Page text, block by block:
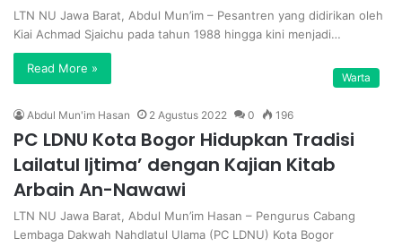
LTN NU Jawa Barat, Abdul Mun’im – Pesantren yang didirikan oleh
Kiai Achmad Sjaichu pada tahun 1988 hingga kini menjadi…
Read More »
Warta
Abdul Mun'im Hasan 2 Agustus 2022 0 196
PC LDNU Kota Bogor Hidupkan Tradisi
Lailatul Ijtima’ dengan Kajian Kitab
Arbain An-Nawawi
LTN NU Jawa Barat, Abdul Mun’im Hasan – Pengurus Cabang
Lembaga Dakwah Nahdlatul Ulama (PC LDNU) Kota Bogor